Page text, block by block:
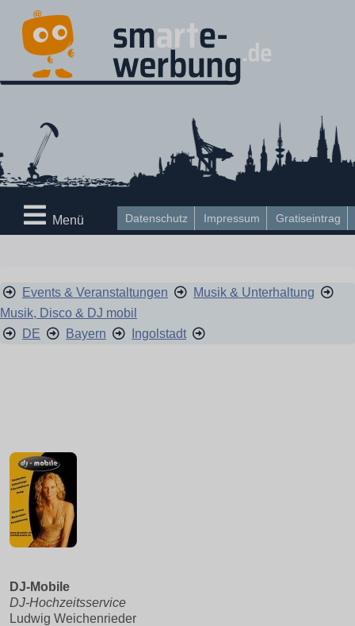
Datenschutz Impressum Gratiseintrag
Menü
Events & Veranstaltungen
Musik & Unterhaltung
Musik, Disco & DJ mobil
DE
Bayern Ingolstadt
DJ-Mobile
DJ-Hochzeitsservice
Ludwig Weichenrieder